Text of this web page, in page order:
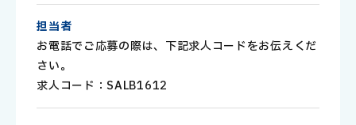
担当者
お電話でご応募の際は、下記求人コードをお伝えくだ
さい。
求人コード：SALB1612